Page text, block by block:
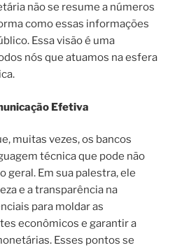
não se resume a números
como essas informações
Essa visão é uma
nós que atuamos na esfera
Efetiva
muitas vezes, os bancos
técnica que pode não
geral. Em sua palestra, ele
e a transparência na
para moldar as
econômicos e garantir a
Esses pontos se